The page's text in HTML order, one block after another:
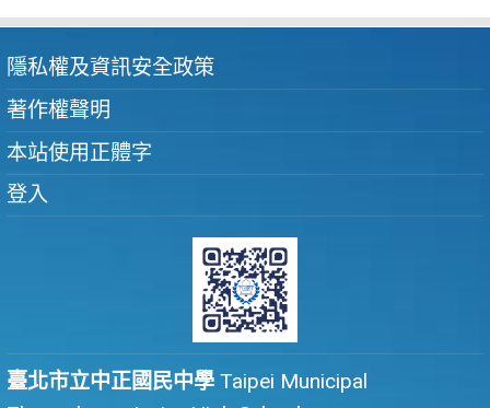
隱私權及資訊安全政策
著作權聲明
本站使用正體字
登入
臺北市立中正國民中學 Taipei Municipal